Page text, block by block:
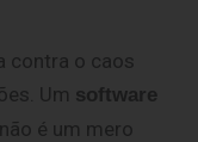
contra o caos
Um software
não é um mero